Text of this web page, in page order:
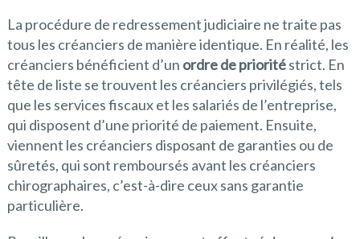
La procédure de redressement judiciaire ne traite pas
tous les créanciers de manière identique. En réalité, les
créanciers bénéficient d’un ordre de prioritéstrict. En
tête de liste se trouvent les créanciers privilégiés, tels
que les services fiscaux et les salariés de l’entreprise,
qui disposent d’une priorité de paiement. Ensuite,
viennent les créanciers disposant de garanties ou de
sûretés, qui sont remboursés avant les créanciers
chirographaires, c’est-à-dire ceux sans garantie
particulière.